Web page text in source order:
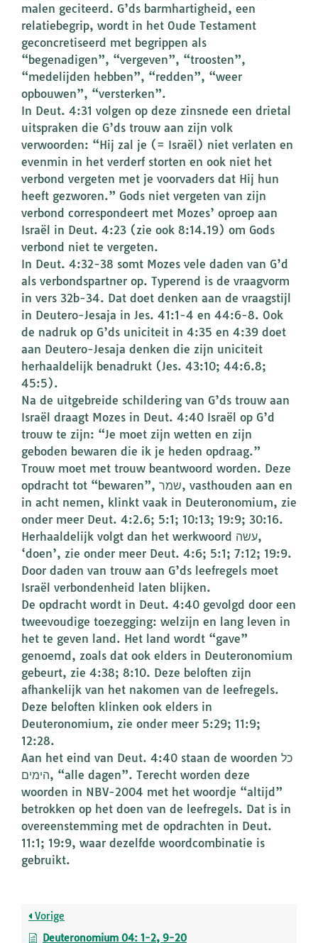
malen geciteerd. G’ds barmhartigheid, een
relatiebegrip, wordt in het Oude Testament
geconcretiseerd met begrippen als
“begenadigen”, “vergeven”, “troosten”,
“medelijden hebben”, “redden”, “weer
opbouwen”, “versterken”.
In Deut. 4:31 volgen op deze zinsnede een drietal
uitspraken die G’ds trouw aan zijn volk
verwoorden: “Hij zal je (= Israël) niet verlaten en
evenmin in het verderf storten en ook niet het
verbond vergeten met je voorvaders dat Hij hun
heeft gezworen.” Gods niet vergeten van zijn
verbond correspondeert met Mozes’ oproep aan
Israël in Deut. 4:23 (zie ook 8:14.19) om Gods
verbond niet te vergeten.
In Deut. 4:32-38 somt Mozes vele daden van G’d
als verbondspartner op. Typerend is de vraagvorm
in vers 32b-34. Dat doet denken aan de vraagstijl
in Deutero-Jesaja in Jes. 41:1-4 en 44:6-8. Ook
de nadruk op G’ds uniciteit in 4:35 en 4:39 doet
aan Deutero-Jesaja denken die zijn uniciteit
herhaaldelijk benadrukt (Jes. 43:10; 44:6.8;
45:5).
Na de uitgebreide schildering van G’ds trouw aan
Israël draagt Mozes in Deut. 4:40 Israël op G’d
trouw te zijn: “Je moet zijn wetten en zijn
geboden bewaren die ik je heden opdraag.”
Trouw moet met trouw beantwoord worden. Deze
opdracht tot “bewaren”, שמר, vasthouden aan en
in acht nemen, klinkt vaak in Deuteronomium, zie
onder meer Deut. 4:2.6; 5:1; 10:13; 19:9; 30:16.
Herhaaldelijk volgt dan het werkwoord עשה,
‘doen’, zie onder meer Deut. 4:6; 5:1; 7:12; 19:9.
Door daden van trouw aan G’ds leefregels moet
Israël verbondenheid laten blijken.
De opdracht wordt in Deut. 4:40 gevolgd door een
tweevoudige toezegging: welzijn en lang leven in
het te geven land. Het land wordt “gave”
genoemd, zoals dat ook elders in Deuteronomium
gebeurt, zie 4:38; 8:10. Deze beloften zijn
afhankelijk van het nakomen van de leefregels.
Deze beloften klinken ook elders in
Deuteronomium, zie onder meer 5:29; 11:9;
12:28.
Aan het eind van Deut. 4:40 staan de woorden כל
הימים, “alle dagen”. Terecht worden deze
woorden in NBV-2004 met het woordje “altijd”
betrokken op het doen van de leefregels. Dat is in
overeenstemming met de opdrachten in Deut.
11:1; 19:9, waar dezelfde woordcombinatie is
gebruikt.
Vorige
Deuteronomium 04: 1-2, 9-20